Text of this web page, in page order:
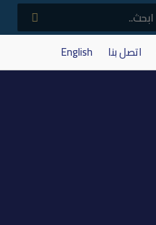
اتصل بنا English